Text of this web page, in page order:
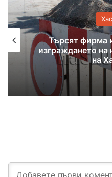
Хасково
Търсят фирма и
на южния
на Хасково